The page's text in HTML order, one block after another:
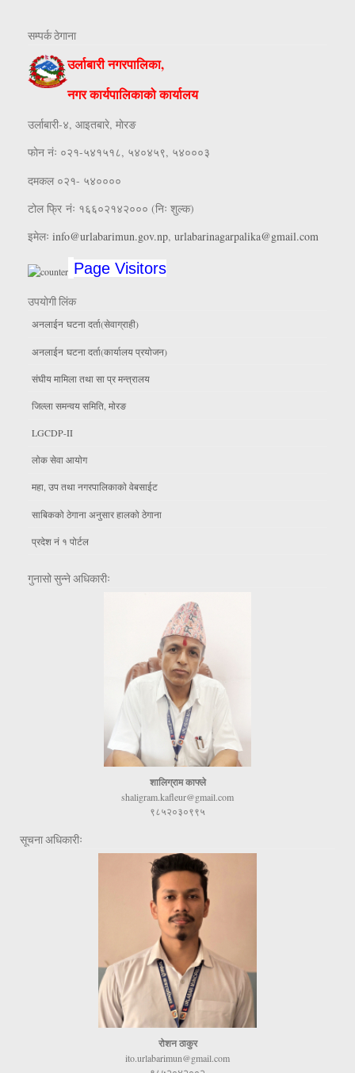
सम्पर्क ठेगाना
उर्लाबारी नगरपालिका,
नगर कार्यपालिकाको कार्यालय
उर्लाबारी-४, आइतबारे, माेरङ
फाेन नंः ०२१-५४१५१८, ५४०४५९, ५४०००३
दमकल ०२१- ५४००००
टोल फ्रि नंः १६६०२१४२००० (निः शुल्क)
इमेलः info@urlabarimun.gov.np, urlabarinagarpalika@gmail.com
Page Visitors
उपयाेगी लिंक
अनलाईन घटना दर्ता(सेवाग्राही)
अनलाईन घटना दर्ता(कार्यालय प्रयाेजन)
संघीय मामिला तथा सा प्र मन्त्रालय
जिल्ला समन्वय समिति, माेरङ
LGCDP-II
लाेक सेवा आयाेग
महा, उप तथा नगरपालिकाकाे वेबसाईट
साबिकको ठेगाना अनुसार हालको ठेगाना
प्रदेश नं १ पोर्टल
गुनासो सुन्ने अधिकारीः
शालिग्राम काफ्ले
shaligram.kafleur@gmail.com
९८५२०३०९९५
सूचना अधिकारीः
रोशन ठाकुर
ito.urlabarimun@gmail.com